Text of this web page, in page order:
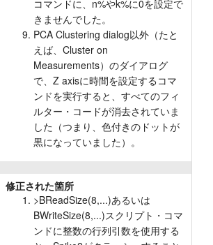
コマンドに、n%やk%に0を設定で
きませんでした。
PCA Clustering dialog以外（たと
えば、Cluster on
Measurements）のダイアログ
で、Z axisに時間を設定するコマ
ンドを実行すると、すべてのフィ
ルター・コードが消去されていま
した（つまり、色付きのドットが
黒になっていました）。
修正された箇所
>BReadSize(8,...)あるいは
BWriteSize(8,...)スクリプト・コマ
ンドに整数の行列引数を使用する